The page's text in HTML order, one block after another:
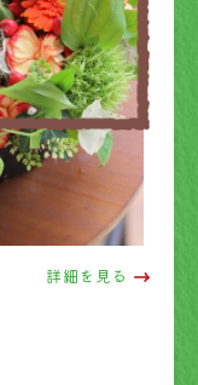
詳細を見る